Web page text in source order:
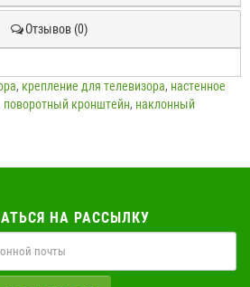
Отзывов (0)
, крепление для телевизора, настенное
поворотный кронштейн, наклонный
НА РАССЫЛКУ